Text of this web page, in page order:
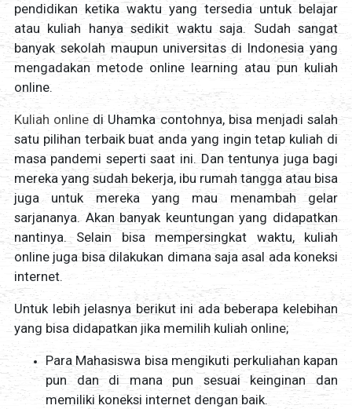
pendidikan ketika waktu yang tersedia untuk belajar
atau kuliah hanya sedikit waktu saja. Sudah sangat
banyak sekolah maupun universitas di Indonesia yang
mengadakan metode online learning atau pun kuliah
online.
Kuliah online di Uhamka contohnya, bisa menjadi salah
satu pilihan terbaik buat anda yang ingin tetap kuliah di
masa pandemi seperti saat ini. Dan tentunya juga bagi
mereka yang sudah bekerja, ibu rumah tangga atau bisa
juga untuk mereka yang mau menambah gelar
sarjananya. Akan banyak keuntungan yang didapatkan
nantinya. Selain bisa mempersingkat waktu, kuliah
online juga bisa dilakukan dimana saja asal ada koneksi
internet.
Untuk lebih jelasnya berikut ini ada beberapa kelebihan
yang bisa didapatkan jika memilih kuliah online;
Para Mahasiswa bisa mengikuti perkuliahan kapan
pun dan di mana pun sesuai keinginan dan
memiliki koneksi internet dengan baik.